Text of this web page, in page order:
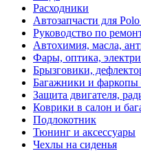
Расходники
Автозапчасти для Polo
Руководство по
Автохимия, масла,
Фары, оптика,
Брызговики,
Багажники и
Защита двигателя,
Коврики в салон и
Подлокотник
Тюнинг и аксессуары
Чехлы на сиденья